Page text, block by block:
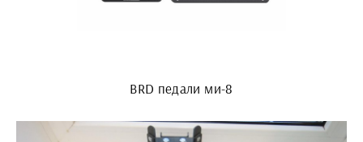
BRD педали ми-8